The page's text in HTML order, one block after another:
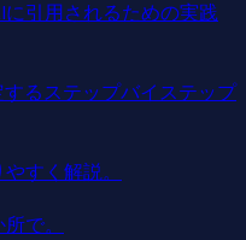
引用されるための実践
るステップバイステップ
すく解説。
で。